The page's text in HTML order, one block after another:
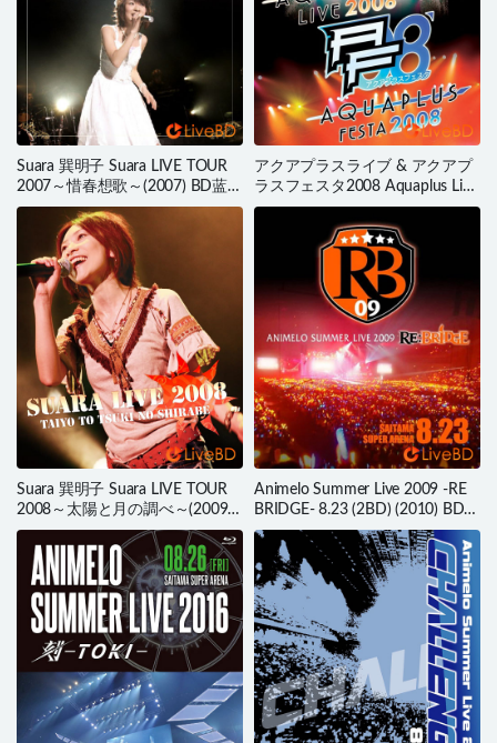
Suara 巽明子 Suara LIVE TOUR
2007～惜春想歌～(2007) BD蓝光
原盘 36.1G
アクアプラスライブ & アクアプ
ラスフェスタ2008 Aquaplus Live
& Aquaplus Festa 2008 (2BD)
(2009) BD蓝光原盘 81.3G
Suara 巽明子 Suara LIVE TOUR
2008～太陽と月の調べ～(2009)
BD蓝光原盘 37.4G
Animelo Summer Live 2009 -RE
BRIDGE- 8.23 (2BD) (2010) BD蓝
光原盘 90.4G